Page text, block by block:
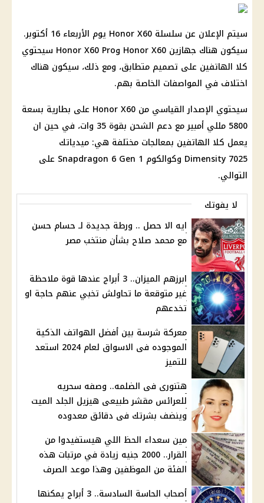
سيتم الإعلان عن سلسلة Honor X60 يوم الأربعاء 16 أكتوبر.
سيكون هناك جهازين Honor X60 وHonor X60 Pro سيحتوي
كلا الهاتفين على تصميم متطابق، ومع ذلك، سيكون هناك
اختلاف في المواصفات الخاصة بهم.
سيحتوي الإصدار القياسي من Honor X60 على بطارية بسعة
5800 مللي أمبير مع دعم الشحن بقوة 35 وات، في حين ان
يعمل كلا الهاتفين بمعالجات مختلفة هي: ميدياتك
Dimensity 7025 وكوالكوم Snapdragon 6 Gen 1 على
التوالي.
لا يفوتك
ايه الا حصل .. ورطة جديدة لـ حسام حسن
مع محمد صلاح بشأن منتخب مصر
ابرزهم الميزان.. 3 أبراج عندها قوة ملاحظة
غير متوقعة ما تحاولش تخبي عنهم حاجة او
تخدعهم
معركة شرسة بين أفضل الهواتف الذكية
الموجوده فى الاسواق لعام 2024 استعد
للتميز
هتنورى فى الضلمه.. وصفه سحريه
للعرائس مقشر طبيعى هيزيل الجلد الميت
وينضف بشرتك فى دقائق معدوده
مين سعداء الحظ اللي هيستفيدوا من
القرار.. 2000 جنيه زيادة في مرتبات هذه
الفئة من الموظفين وهذا موعد الصرف
أصحاب الحاسة السادسة.. 3 أبراج يمكنها